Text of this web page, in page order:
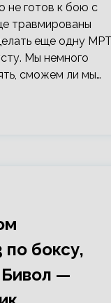
не готов к бою с
травмированы
еще одну
Мы немного
сможем ли мы…
боксу,
—